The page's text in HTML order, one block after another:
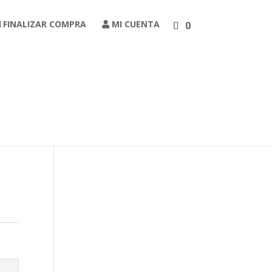
FINALIZAR COMPRA MI CUENTA 0